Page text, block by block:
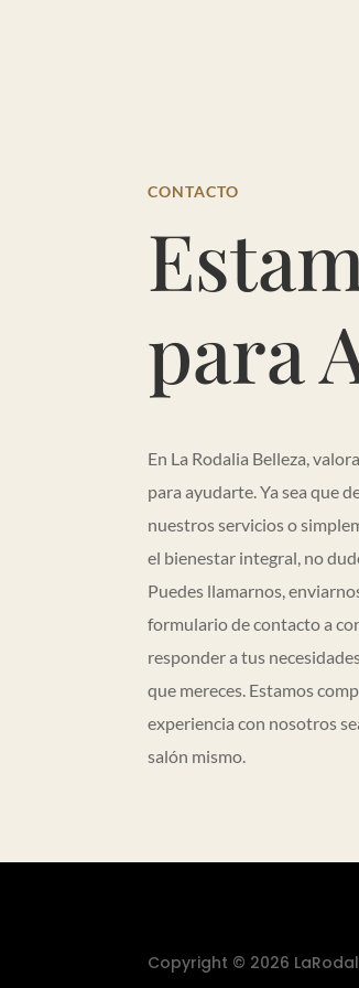
CONTACTO
para
En La Rodalia Belleza,
para ayudarte. Ya sea que
nuestros servicios o
el bienestar integral, no
Puedes llamarnos,
formulario de contacto a
responder a tus
que mereces. Estamos
experiencia con nosotros
salón mismo.
Copyright © 2026